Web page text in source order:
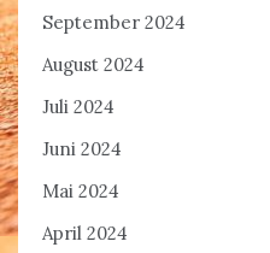
September 2024
August 2024
Juli 2024
Juni 2024
Mai 2024
April 2024